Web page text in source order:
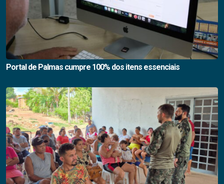
Portal de Palmas cumpre 100% dos itens essenciais